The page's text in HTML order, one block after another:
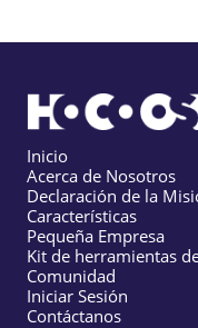
Inicio
Acerca de Nosotros
Declaración de la
Características
Pequeña Empresa
Kit de herramientas
Comunidad
Iniciar Sesión
Contáctanos